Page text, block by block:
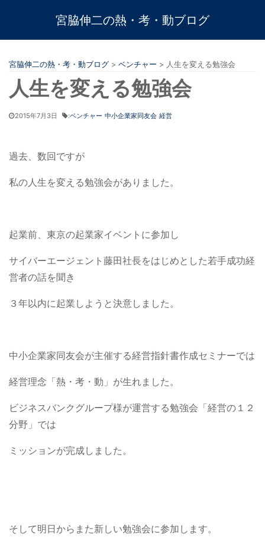
宮脇伸二の熱・考・動ブログ
宮脇伸二の熱・考・動ブログ > ベンチャー > 人生を変える勉強会
人生を変える勉強会
2015年7月3日 :ベンチャー 中小企業家同友会 経営
過去、数回ですが
私の人生を変える勉強会がありました。
起業前、東京の起業家イベントに参加し
サイバーエージェント藤田社長をはじめとした若手成功経
営者の話を聞き
３年以内に起業しようと決意しました。
中小企業家同友会が主催する経営指針書作成セミナーでは
経営理念「熱・考・動」が生れました。
ビジネスバンクグループ様が運営する勉強会「経営の１２
分野」では
ミッションが完成しました。
そして明日からまた新しい勉強会に参加します。